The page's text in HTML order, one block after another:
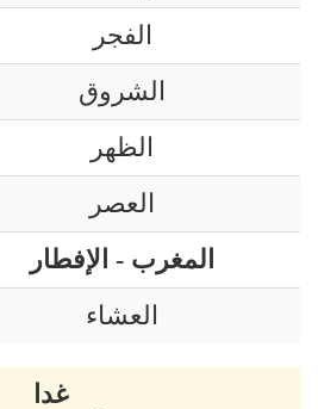
الفجر
الشروق
الظهر
العصر
المغرب - الإفطار
العشاء
غدا